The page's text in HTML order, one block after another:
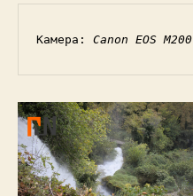
Камера: Canon EOS M200